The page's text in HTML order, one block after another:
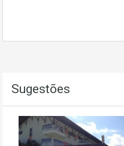
Sugestões